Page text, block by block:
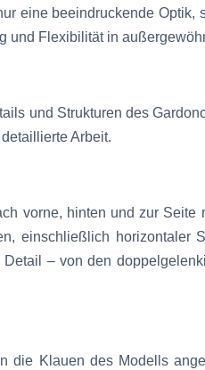
eine beeindruckende
und Flexibilität in
und Strukturen des
Arbeit.
vorne, hinten und zur
einschließlich horizontaler
– von den
Klauen des Modells